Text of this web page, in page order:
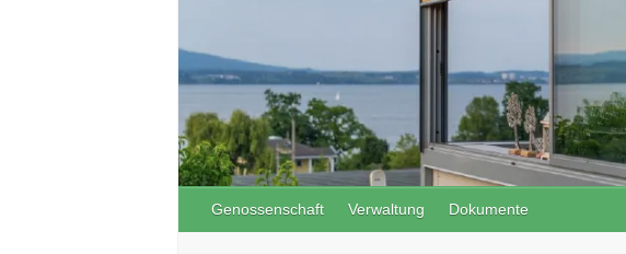
Genossenschaft Verwaltung Dokumente